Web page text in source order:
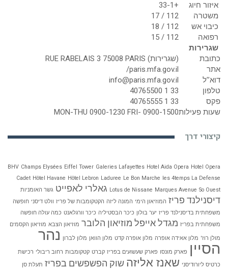
איזור חיוג
+33-1
משטרה
112 / 17
כיבוי אש
112 / 18
רפואה
112 / 15
שגרירות
כתובת
(שגרירות) RUE RABELAIS 3 75008 PARIS
אתר
paris.mfa.gov.il/
דוא’’ל
info@paris.mfa.gov.il
טלפון
33 1 40765500
פקס
33 1 40765555
שעות פעילותMON-THU 0900-1230 FRI- 0900-1500
קיצורי דרך
BHV Champs Elysées Eiffel Tower Galeries Lafayettes Hotel Aida Opera Hotel Opera
Cadet Hôtel Havane Hôtel Lebron Laduree Le Bon Marche
les 4temps La Defense
Lotus de Nissane Marques Avenue So Ouest גאלרי לאפייט גשר האומניות
דיסנילנד פריז המוזיאון הימי המונה ליזה הקטקומבות של פריז וולט דיסני חופשה
משפחתית בדיסנילנד פריז יער בולון כיכר הבסטיליה כיכר וורגלאנט כמה עולה חופשה
משפחתית בפריז מגדל אייפל מוזיאון הלובר מוזיאון הצבא מוזיאון הקסמים
מולן רוז' מלון אאידה אופרה מלון אופרה קדט מלון הוואן מלון לברון נהר
הסיין פארק מונסו פארק שעשועים בפריז קברט קטקומבות רחוב ריבולי רכישת
כרטיס ליורודיסני שאנז אליזה שוק הפשפשים בפריז תעלת סן